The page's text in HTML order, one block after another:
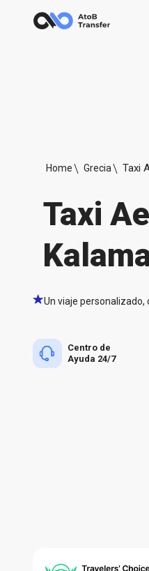
Home Grecia Taxi
Taxi
Un viaje personalizado,
Centro de
Ayuda 24/7